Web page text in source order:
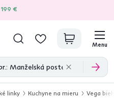
€
produktových recenzií
Menu
linky Kuchyne na mieru Vega